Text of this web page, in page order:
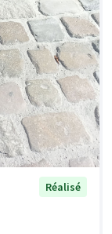
Réalisé